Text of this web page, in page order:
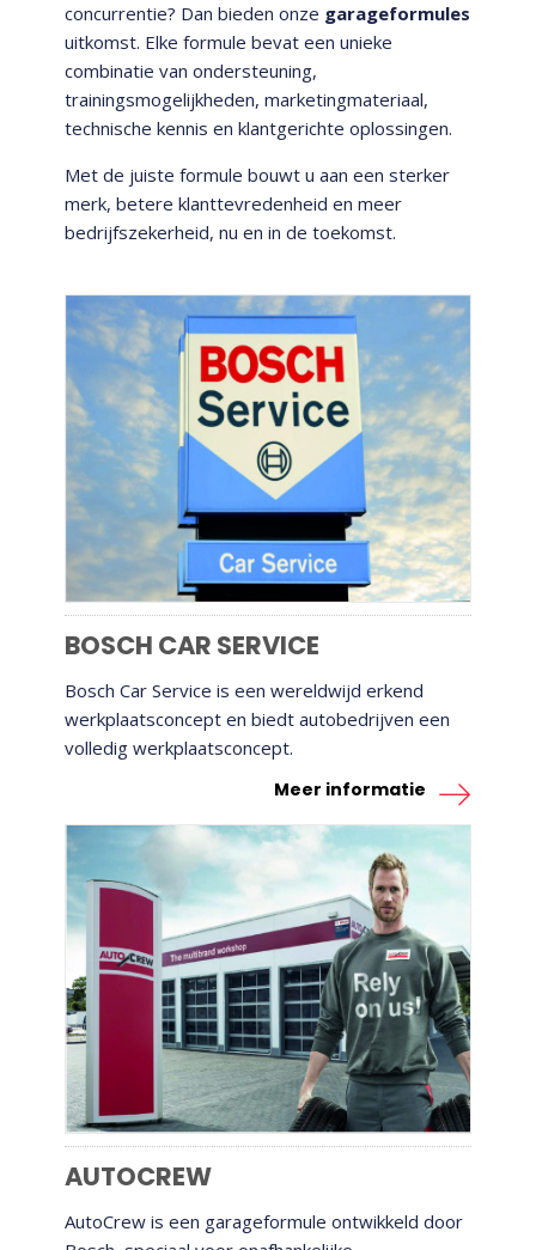
concurrentie? Dan bieden onze garageformules
uitkomst. Elke formule bevat een unieke
combinatie van ondersteuning,
trainingsmogelijkheden, marketingmateriaal,
technische kennis en klantgerichte oplossingen.
Met de juiste formule bouwt u aan een sterker
merk, betere klanttevredenheid en meer
bedrijfszekerheid, nu en in de toekomst.
BOSCH CAR SERVICE
BOSCH CAR SERVICE
Bosch Car Service is een wereldwijd erkend
werkplaatsconcept en biedt autobedrijven een
volledig werkplaatsconcept.
Meer informatie
AUTOCREW
AUTOCREW
AutoCrew is een garageformule ontwikkeld door